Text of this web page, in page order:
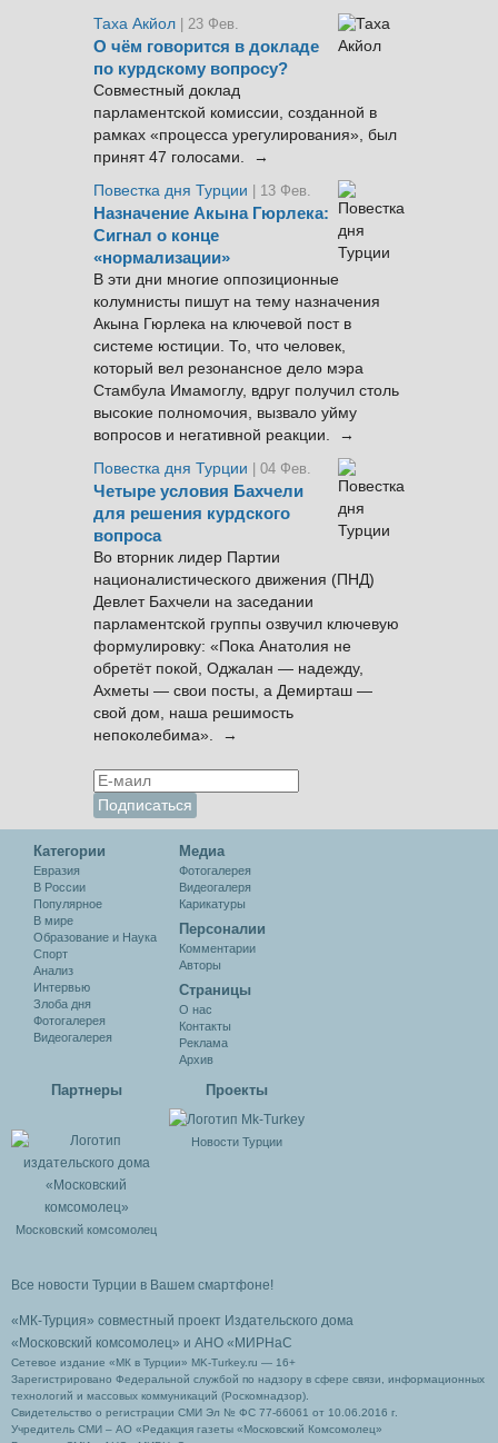
Таха Акйол | 23 Фев.
О чём говорится в докладе
по курдскому вопросу?
Совместный доклад
парламентской комиссии, созданной в
рамках «процесса урегулирования», был
принят 47 голосами. →
Повестка дня Турции
| 13 Фев.
Назначение Акына Гюрлека:
Сигнал о конце
«нормализации»
В эти дни многие оппозиционные
колумнисты пишут на тему назначения
Акына Гюрлека на ключевой пост в
системе юстиции. То, что человек,
который вел резонансное дело мэра
Стамбула Имамоглу, вдруг получил столь
высокие полномочия, вызвало уйму
вопросов и негативной реакции. →
Повестка дня Турции
| 04 Фев.
Четыре условия Бахчели
для решения курдского
вопроса
Во вторник лидер Партии
националистического движения (ПНД)
Девлет Бахчели на заседании
парламентской группы озвучил ключевую
формулировку: «Пока Анатолия не
обретёт покой, Оджалан — надежду,
Ахметы — свои посты, а Демирташ —
свой дом, наша решимость
непоколебима». →
Категории
Евразия
В России
Популярное
В мире
Образование и Наука
Спорт
Анализ
Интервью
Злоба дня
Фотогалерея
Видеогалерея
Медиа
Фотогалерея
Видеогалеря
Карикатуры
Персоналии
Комментарии
Авторы
Cтраницы
О нас
Контакты
Реклама
Архив
Партнеры
Московский комсомолец
Проекты
Новости Турции
Все новости Турции в Вашем смартфоне!
«МК-Турция» совместный проект Издательского дома
«Московский комсомолец» и АНО «МИРНаС
Сетевое издание «МК в Турции» MK-Turkey.ru — 16+
Зарегистрировано Федеральной службой по надзору в сфере связи, информационных
технологий и массовых коммуникаций (Роскомнадзор).
Свидетельство о регистрации СМИ Эл № ФС 77-66061 от 10.06.2016 г.
Учредитель СМИ – АО «Редакция газеты «Московский Комсомолец»